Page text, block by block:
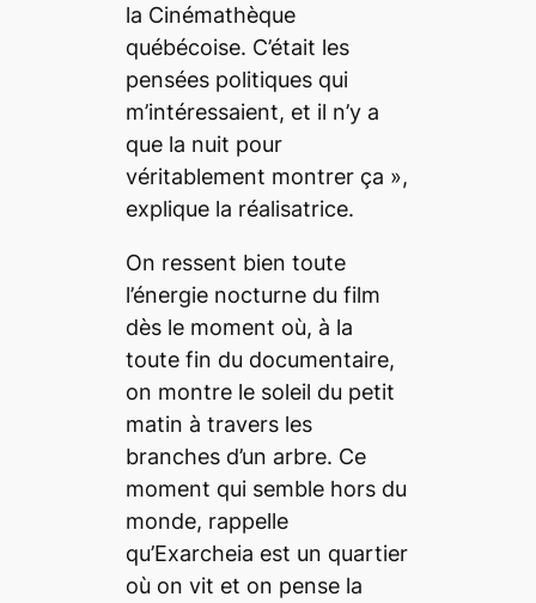
la Cinémathèque
québécoise. C’était les
pensées politiques qui
m’intéressaient, et il n’y a
que la nuit pour
véritablement montrer ça »,
explique la réalisatrice.
On ressent bien toute
l’énergie nocturne du film
dès le moment où, à la
toute fin du documentaire,
on montre le soleil du petit
matin à travers les
branches d’un arbre. Ce
moment qui semble hors du
monde, rappelle
qu’Exarcheia est un quartier
où on vit et on pense la